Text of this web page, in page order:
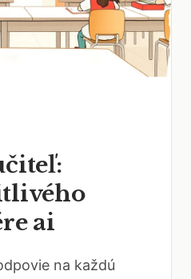
ai
na každú